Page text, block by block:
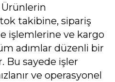
takibine, sipariş
işlemlerine ve kargo
adımlar düzenli bir
Bu sayede işler
ve operasyonel